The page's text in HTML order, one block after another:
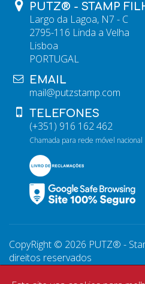
PUTZ® - STAMP
Largo da Lagoa, N7 - C
2795-116 Linda a Velha
Lisboa
PORTUGAL
EMAIL
mail@putzstamp.com
TELEFONES
(+351) 916 162 462
Chamada para rede móvel nacional
CopyRight © 2026 PUTZ® -
direitos reservados